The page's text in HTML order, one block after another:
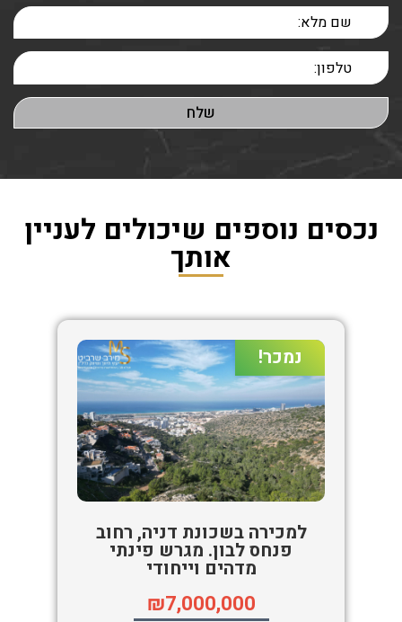
נכסים נוספים שיכולים לעניין
אותך
נמכר!
למכירה בשכונת דניה, רחוב
פנחס לבון. מגרש פינתי
מדהים וייחודי
₪7,000,000